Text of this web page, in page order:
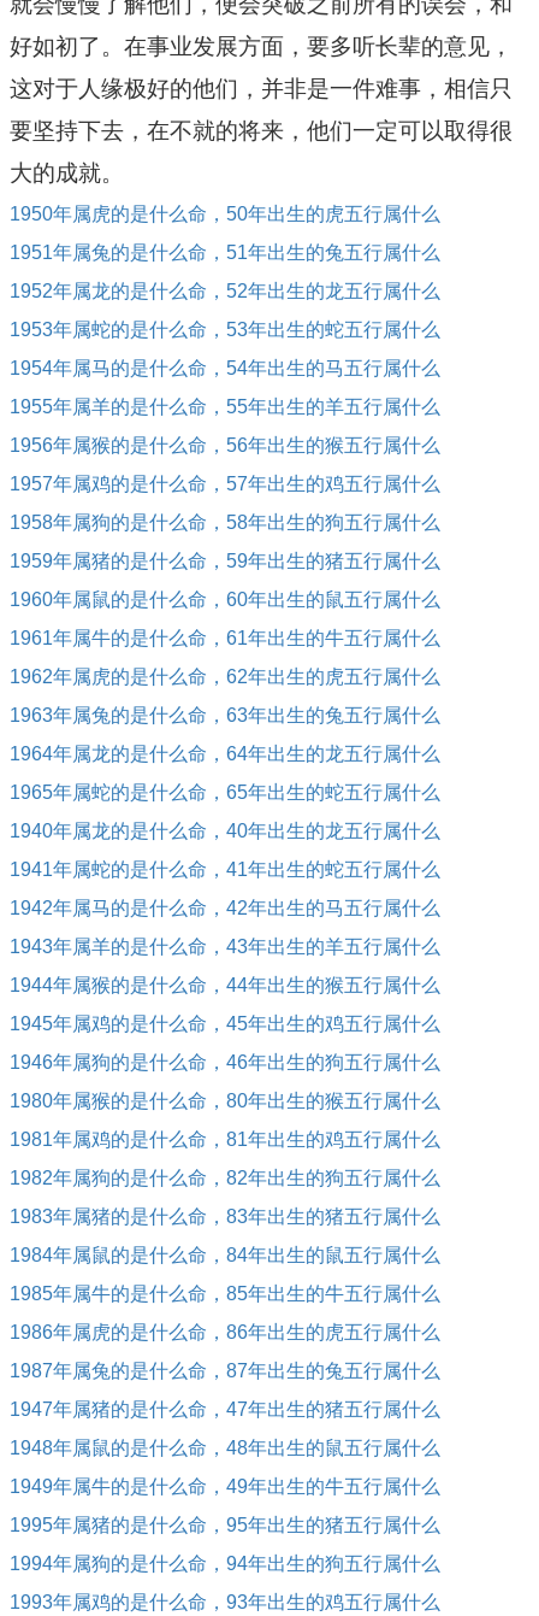
好如初了。在事业发展方面，要多听长辈的意见，
这对于人缘极好的他们，并非是一件难事，相信只
要坚持下去，在不就的将来，他们一定可以取得很
大的成就。
1950年属虎的是什么命，50年出生的虎五行属什么
1951年属兔的是什么命，51年出生的兔五行属什么
1952年属龙的是什么命，52年出生的龙五行属什么
1953年属蛇的是什么命，53年出生的蛇五行属什么
1954年属马的是什么命，54年出生的马五行属什么
1955年属羊的是什么命，55年出生的羊五行属什么
1956年属猴的是什么命，56年出生的猴五行属什么
1957年属鸡的是什么命，57年出生的鸡五行属什么
1958年属狗的是什么命，58年出生的狗五行属什么
1959年属猪的是什么命，59年出生的猪五行属什么
1960年属鼠的是什么命，60年出生的鼠五行属什么
1961年属牛的是什么命，61年出生的牛五行属什么
1962年属虎的是什么命，62年出生的虎五行属什么
1963年属兔的是什么命，63年出生的兔五行属什么
1964年属龙的是什么命，64年出生的龙五行属什么
1965年属蛇的是什么命，65年出生的蛇五行属什么
1940年属龙的是什么命，40年出生的龙五行属什么
1941年属蛇的是什么命，41年出生的蛇五行属什么
1942年属马的是什么命，42年出生的马五行属什么
1943年属羊的是什么命，43年出生的羊五行属什么
1944年属猴的是什么命，44年出生的猴五行属什么
1945年属鸡的是什么命，45年出生的鸡五行属什么
1946年属狗的是什么命，46年出生的狗五行属什么
1980年属猴的是什么命，80年出生的猴五行属什么
1981年属鸡的是什么命，81年出生的鸡五行属什么
1982年属狗的是什么命，82年出生的狗五行属什么
1983年属猪的是什么命，83年出生的猪五行属什么
1984年属鼠的是什么命，84年出生的鼠五行属什么
1985年属牛的是什么命，85年出生的牛五行属什么
1986年属虎的是什么命，86年出生的虎五行属什么
1987年属兔的是什么命，87年出生的兔五行属什么
1947年属猪的是什么命，47年出生的猪五行属什么
1948年属鼠的是什么命，48年出生的鼠五行属什么
1949年属牛的是什么命，49年出生的牛五行属什么
1995年属猪的是什么命，95年出生的猪五行属什么
1994年属狗的是什么命，94年出生的狗五行属什么
1993年属鸡的是什么命，93年出生的鸡五行属什么